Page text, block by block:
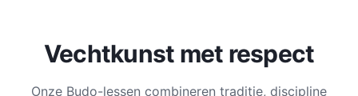
Vechtkunst met respect
Onze Budo-lessen combineren traditie, discipline